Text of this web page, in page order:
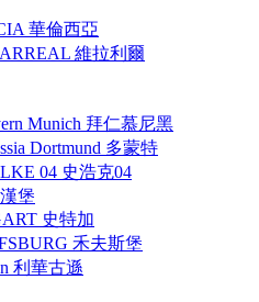
華倫西亞
維拉利爾
Munich 拜仁慕尼黑
Dortmund 多蒙特
04 史浩克04
堡
史特加
禾夫斯堡
利華古遜